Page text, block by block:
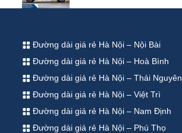
Đường dài giá rẻ Hà Nội – Nội Bài
Đường dài giá rẻ Hà Nội – Hoà Bình
Đường dài giá rẻ Hà Nội – Thái Nguyên
Đường dài giá rẻ Hà Nội – Việt Trì
Đường dài giá rẻ Hà Nội – Nam Định
Đường dài giá rẻ Hà Nội – Phú Thọ